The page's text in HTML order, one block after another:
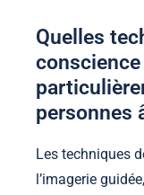
Quelles
personnes
Les techniques
l’imagerie